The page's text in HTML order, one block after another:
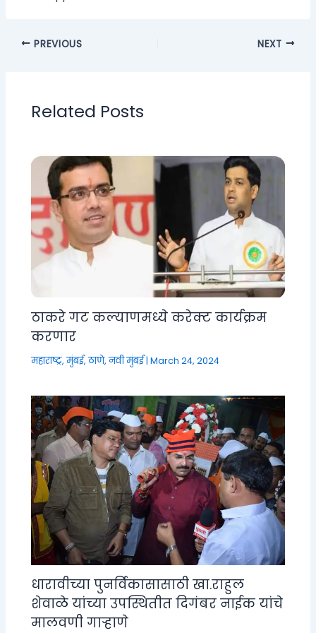
PREVIOUS NEXT
Related Posts
ठाकरे गट कल्याणमध्ये करेक्ट कार्यक्रम
करणार
महाराष्ट्र,मुंबई, ठाणे, नवी मुंबई|March 24, 2024
धारावीच्या पुनर्विकासासाठी खा.राहुल
शेवाळे यांच्या उपस्थितीत दिगंबर नाईक यांचे
मालवणी गाऱ्हाणे